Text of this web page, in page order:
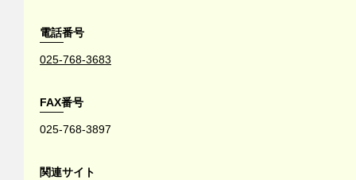
電話番号
025-768-3683
FAX番号
025-768-3897
関連サイト